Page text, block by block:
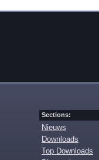
Sections:
Nieuws
Downloads
Top Downloads